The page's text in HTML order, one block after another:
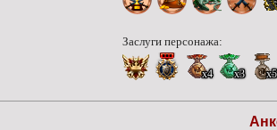
Заслуги персонажа:
x4 x3 x5